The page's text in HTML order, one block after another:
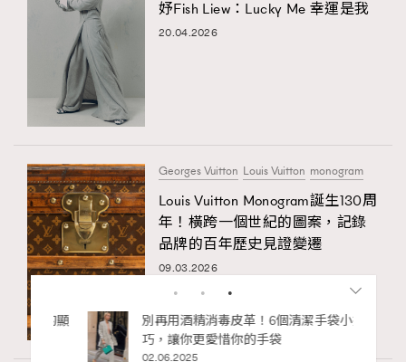
妤Fish Liew：Lucky Me 幸運是我
20.04.2026
Georges Vuitton Louis Vuitton monogram
Louis Vuitton Monogram誕生130周
年！橫跨一個世紀的圖案，記錄
品牌的百年歷史見證變遷
09.03.2026
的顯
別再用酒精消毒皮革！6個清潔手袋小技
巧，讓你更愛惜你的手袋
02.06.2025